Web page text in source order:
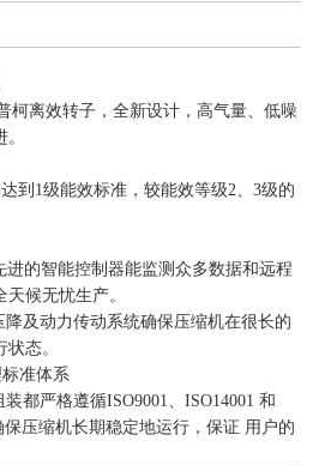
柯离效转子，全新设计，高气量、低噪
到1级能效标准，较能效等级2、3级的
进的智能控制器能监测众多数据和远程
天候无忧生产。
及动力传动系统确保压缩机在很长的
态。
准体系
都严格遵循ISO9001、ISO14001 和
保压缩机长期稳定地运行，保证 用户的